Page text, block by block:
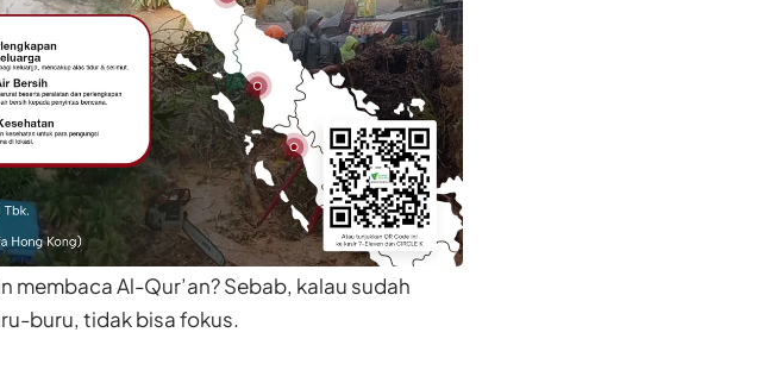
membaca Al-Qur’an? Sebab, kalau sudah
buru, tidak bisa fokus.